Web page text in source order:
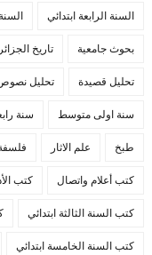
السنة الرابعة ابتدائي
بحوث جامعية تاريخ الجزائر
تحليل قصيدة تحليل
سنة اولى متوسط سنة
طبخ علم الاثار
كتب أعلام واتصال كتب
كتب السنة الثالثة ابتدائي
كتب السنة الخامسة ابتدائي